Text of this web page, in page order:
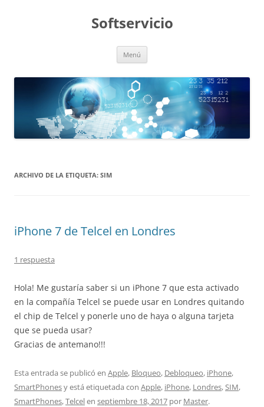
Softservicio
Menú
ARCHIVO DE LA ETIQUETA: SIM
iPhone 7 de Telcel en Londres
1 respuesta
Hola! Me gustaría saber si un iPhone 7 que esta activado
en la compañía Telcel se puede usar en Londres quitando
el chip de Telcel y ponerle uno de haya o alguna tarjeta
que se pueda usar?
Gracias de antemano!!!
Esta entrada se publicó en Apple, Bloqueo, Debloqueo, iPhone,
SmartPhonesy está etiquetada con Apple, iPhone, Londres,SIM,
SmartPhones,Telcelen septiembre 18, 2017 por Master.